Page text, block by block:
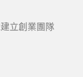
立創業團隊